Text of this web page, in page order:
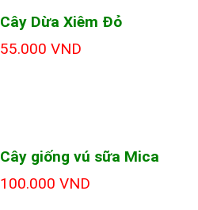
Cây Dừa Xiêm Đỏ
55.000 VND
Cây giống vú sữa Mica
100.000 VND